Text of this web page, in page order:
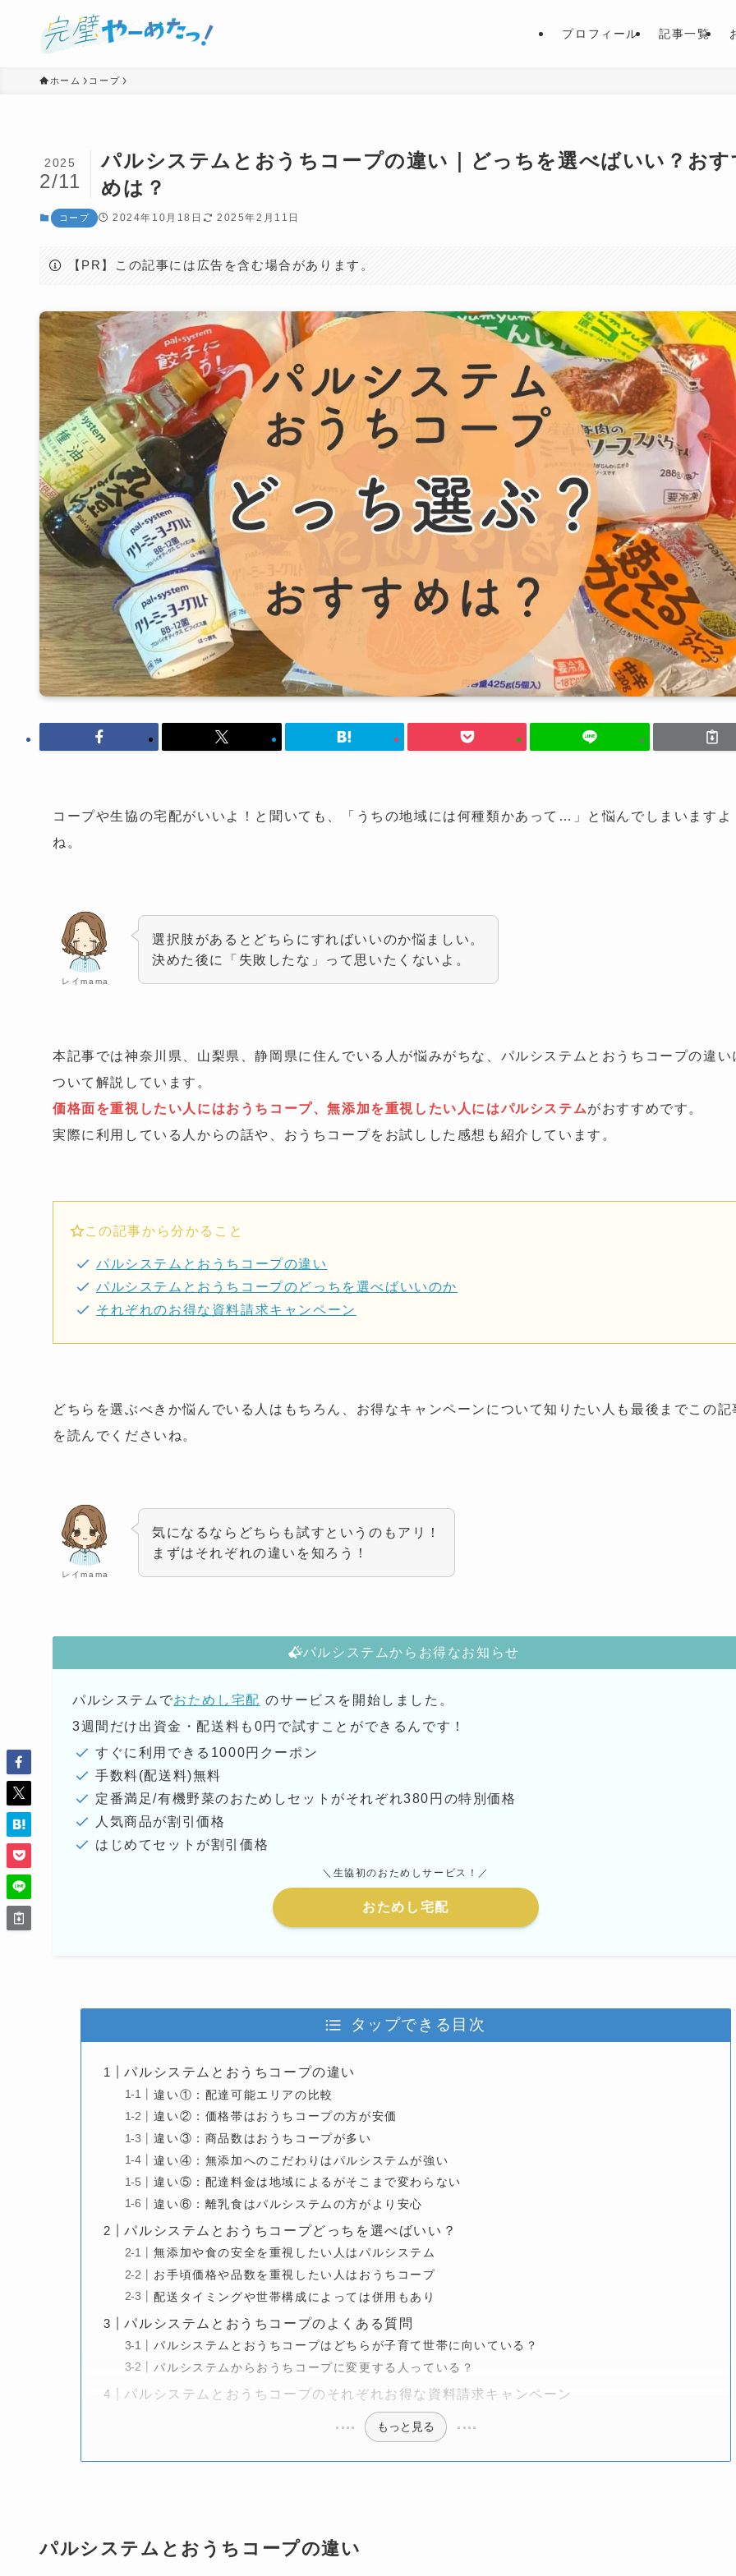
プロフィール 記事一覧
ホーム コープ
パルシステムとおうちコープの違い｜どっちを選べばいい？おす
めは？
2025
2/11
コープ 2024年10月18日 2025年2月11日
【PR】この記事には広告を含む場合があります。
コープや生協の宅配がいいよ！と聞いても、「うちの地域には何種類かあって…」と悩んでしまいますよ
ね。
レイmama
選択肢があるとどちらにすればいいのか悩ましい。
決めた後に「失敗したな」って思いたくないよ。
本記事では神奈川県、山梨県、静岡県に住んでいる人が悩みがちな、パルシステムとおうちコープの違い
ついて解説しています。
価格面を重視したい人にはおうちコープ、無添加を重視したい人にはパルシステムがおすすめです。
実際に利用している人からの話や、おうちコープをお試しした感想も紹介しています。
この記事から分かること
パルシステムとおうちコープの違い
パルシステムとおうちコープのどっちを選べばいいのか
それぞれのお得な資料請求キャンペーン
どちらを選ぶべきか悩んでいる人はもちろん、お得なキャンペーンについて知りたい人も最後までこの記
を読んでくださいね。
レイmama
気になるならどちらも試すというのもアリ！
まずはそれぞれの違いを知ろう！
パルシステムからお得なお知らせ
パルシステムでおためし宅配 のサービスを開始しました。
3週間だけ出資金・配送料も0円で試すことができるんです！
すぐに利用できる1000円クーポン
手数料(配送料)無料
定番満足/有機野菜のおためしセットがそれぞれ380円の特別価格
人気商品が割引価格
はじめてセットが割引価格
＼生協初のおためしサービス！／
おためし宅配
タップできる目次
パルシステムとおうちコープの違い
違い①：配達可能エリアの比較
違い②：価格帯はおうちコープの方が安価
違い③：商品数はおうちコープが多い
違い④：無添加へのこだわりはパルシステムが強い
違い⑤：配達料金は地域によるがそこまで変わらない
違い⑥：離乳食はパルシステムの方がより安心
パルシステムとおうちコープどっちを選べばいい？
無添加や食の安全を重視したい人はパルシステム
お手頃価格や品数を重視したい人はおうちコープ
配送タイミングや世帯構成によっては併用もあり
パルシステムとおうちコープのよくある質問
パルシステムとおうちコープはどちらが子育て世帯に向いている？
パルシステムからおうちコープに変更する人っている？
パルシステムとおうちコープのそれぞれお得な資料請求キャンペーン
もっと見る
パルシステムとおうちコープの違い